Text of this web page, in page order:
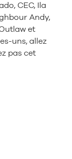
CEC, Ila
Andy,
et
uns, allez
pas cet